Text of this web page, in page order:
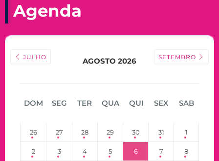
Agenda
JULHO AGOSTO 2026 SETEMBRO
DOM SEG TER QUA QUI SEX SAB
26 27 28 29 30 31 1
2 3 4 5 6 7 8